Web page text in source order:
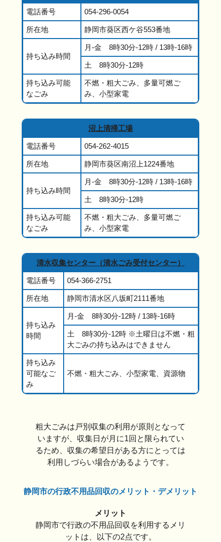
電話番号 054-296-0054
所在地 静岡市葵区西ケ谷553番地
持ち込み時間
月-金 8時30分-12時 / 13時-16時
土 8時30分-12時
持ち込み可能
なごみ
不燃・粗大ごみ、多量可燃ご
み、小型家電
沼上清掃工場
電話番号 054-262-4015
所在地 静岡市葵区南沼上1224番地
持ち込み時間
月-金 8時30分-12時 / 13時-16時
土 8時30分-12時
持ち込み可能
なごみ
不燃・粗大ごみ、多量可燃ご
み、小型家電
清水収集センター（清水ごみ受付センター）
電話番号 054-366-2751
所在地 静岡市清水区八坂町2111番地
持ち込み
時間
月-金 8時30分-12時 / 13時-16時
土 8時30分-12時 ※土曜日は不燃・粗
大ごみの持ち込みはできません
持ち込み
可能なご
み
不燃・粗大ごみ、小型家電、資源物
粗大ごみは戸別収集の利用が原則となって
いますが、収集日が月に1回と限られてい
るため、収集の希望日がある方にとっては
利用しづらい場合があるようです。
静岡市の行政不用品回収のメリット・デメリット
メリット
静岡市で行政の不用品回収を利用するメリ
ットは、以下の2点です。